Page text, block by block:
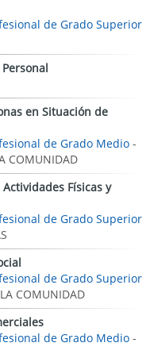
de Grado Superior
en Situación de
de Grado Medio -
COMUNIDAD
Físicas y
de Grado Superior
de Grado Superior
COMUNIDAD
de Grado Medio -